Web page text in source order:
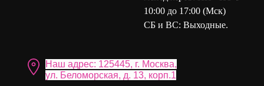
10:00 до 17:00 (Мск)
СБ и ВС: Выходные.
Наш адрес: 125445, г. Москва,
ул. Бело морская, д. 13, корп.1